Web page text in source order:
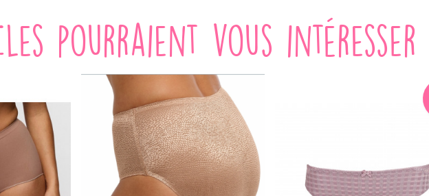
pourraient vous intéresser